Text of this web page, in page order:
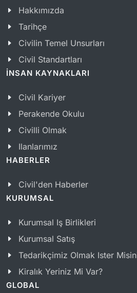
Hakkımızda
Tarihçe
Civilin Temel Unsurları
Civil Standartları
İNSAN KAYNAKLARI
Civil Kariyer
Perakende Okulu
Civilli Olmak
Ilanlarımız
HABERLER
Civil'den Haberler
KURUMSAL
Kurumsal Iş Birlikleri
Kurumsal Satış
Tedarikçimiz Olmak Ister
Kiralık Yeriniz Mi Var?
GLOBAL